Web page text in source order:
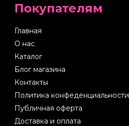
Покупателям
Главная
О нас
Каталог
Блог магазина
Контакты
Политика конфеденциальности
Публичная оферта
Доставка и оплата